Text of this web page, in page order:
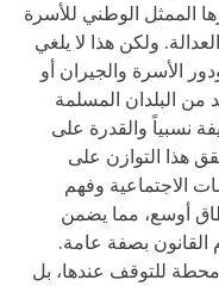
الممثل الوطني للأسرة
ولكن هذا لا يلغي
الأسرة والجيران أو
من البلدان المسلمة
نسبياً والقدرة على
هذا التوازن على
الاجتماعية وفهم
أوسع، مما يضمن
القانون بصفة عامة.
للتوقف عندها، بل